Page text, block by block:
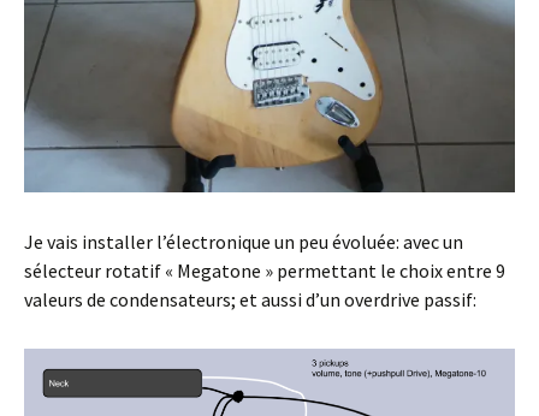
Je vais installer l’électronique un peu évoluée: avec un
sélecteur rotatif « Megatone » permettant le choix entre 9
valeurs de condensateurs; et aussi d’un overdrive passif: